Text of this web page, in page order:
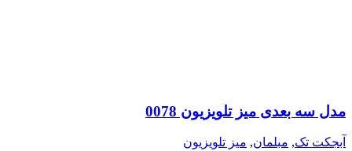
مدل سه بعدی میز تلویزیون 0078
آبجکت تک, مبلمان, میز تلویزیون